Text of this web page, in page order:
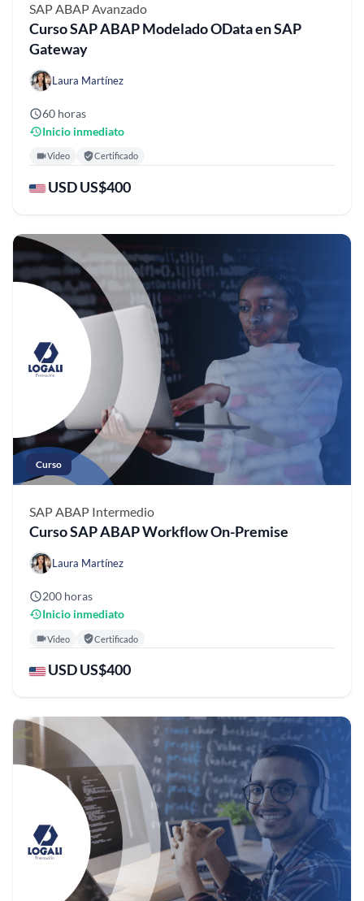
SAP ABAPAvanzado
Curso SAP ABAP Modelado OData en SAP
Gateway
Laura Martínez
60 horas
Inicio inmediato
Video Certificado
USD US$400
Curso
SAP ABAP Intermedio
Curso SAP ABAP Workflow On-Premise
Laura Martínez
200 horas
Inicio inmediato
Video Certificado
USD US$400